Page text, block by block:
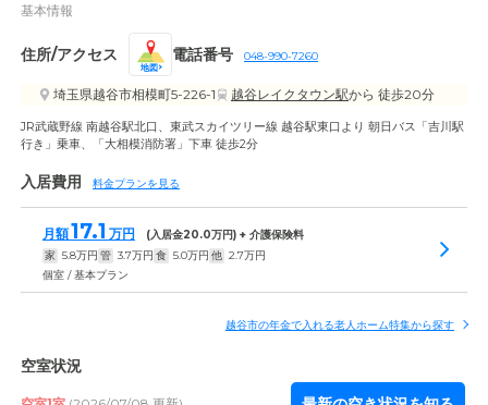
基本情報
住所/アクセス
地図
電話番号 048-990-7260
埼玉県越谷市相模町5-226-1 越谷レイクタウン駅から 徒歩20分
JR武蔵野線 南越谷駅北口、東武スカイツリー線 越谷駅東口より 朝日バス「吉川駅
行き」乗車、「大相模消防署」下車 徒歩2分
入居費用 料金プランを見る
月額17.1 万円 (入居金20.0万円) + 介護保険料
家 5.8万円 管 3.7万円 食 5.0万円 他 2.7万円
個室 / 基本プラン
越谷市の年金で入れる老人ホーム特集から探す
空室状況